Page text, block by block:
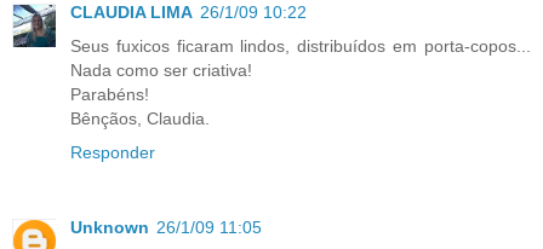
CLAUDIA LIMA 26/1/09 10:22
Seus fuxicos ficaram lindos, distribuídos em porta-copos...
Nada como ser criativa!
Parabéns!
Bênçãos, Claudia.
Responder
Unknown 26/1/09 11:05